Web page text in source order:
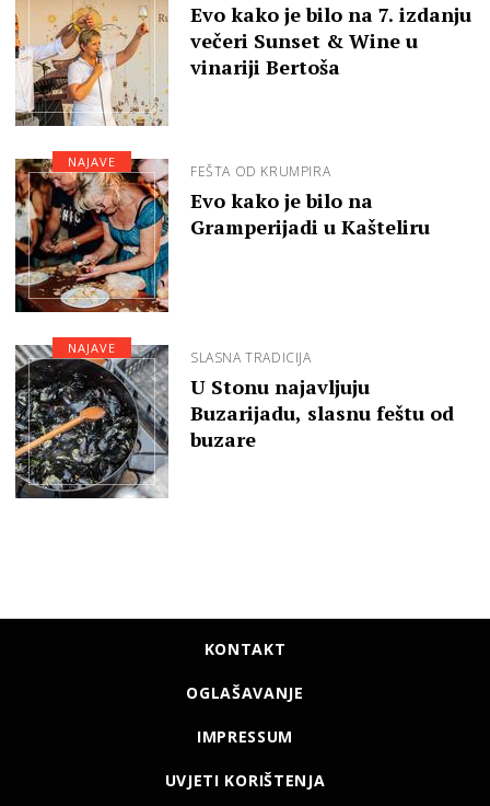
Evo kako je bilo na 7. izdanju
večeri Sunset & Wine u
vinariji Bertoša
FEŠTA OD KRUMPIRA
Evo kako je bilo na
Gramperijadi u Kašteliru
NAJAVE
SLASNA TRADICIJA
U Stonu najavljuju
Buzarijadu, slasnu feštu od
buzare
NAJAVE
KONTAKT
OGLAŠAVANJE
IMPRESSUM
UVJETI KORIŠTENJA